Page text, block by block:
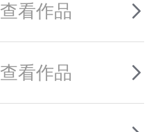
查看作品
查看作品